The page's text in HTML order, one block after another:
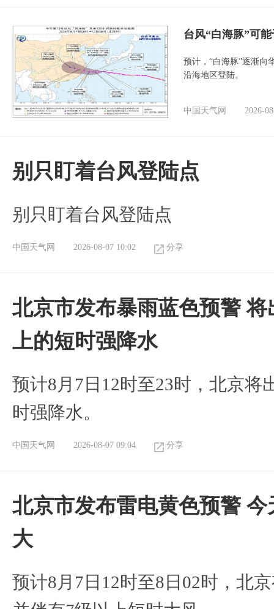
台风“白海豚”可
预计，“白海豚”逐渐向
沿海地区登陆。
中国天气网 2026-
别只盯着台风登陆点
别只盯着台风登陆点
中国天气网 2026-08-07 10:02 分享
北京市发布暴雨蓝色预警
上的短时强降水
预计8月7日12时至23时，北京将
时强降水。
中国天气网 2026-08-07 09:04 分享
北京市发布雷电黄色预警
大
预计8月7日12时至8日02时，北